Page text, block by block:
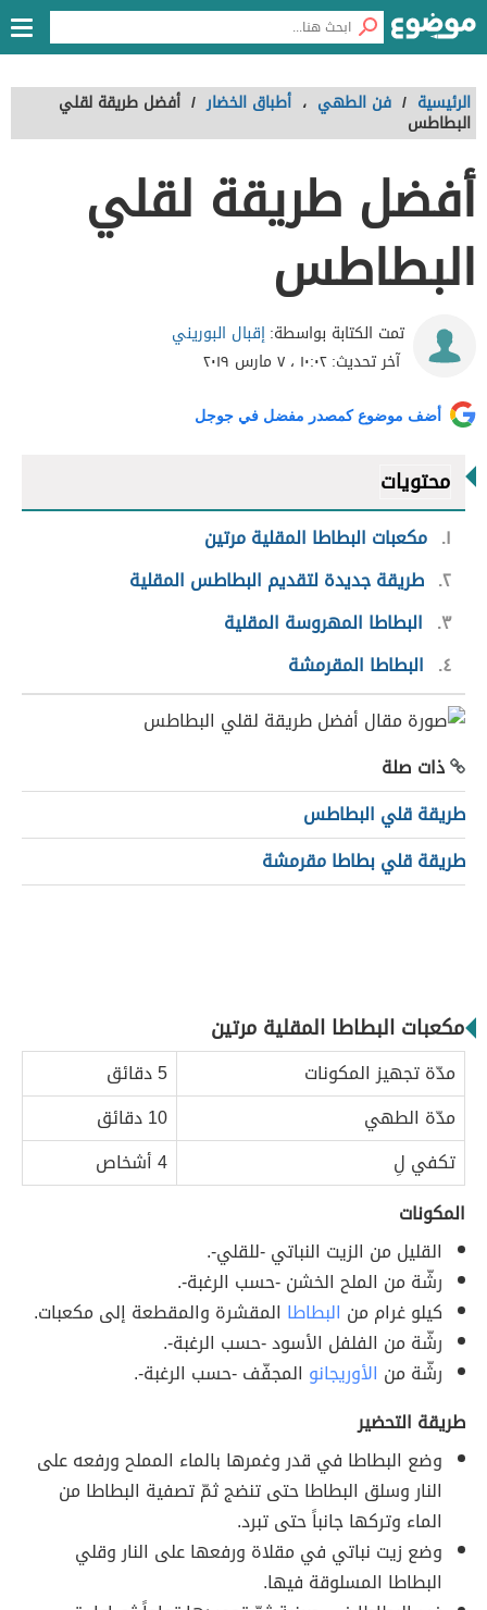
الرئيسية / فن الطهي ، أطباق الخضار / أفضل طريقة لقلي
البطاطس
أفضل طريقة لقلي
البطاطس
تمت الكتابة بواسطة:إقبال البوريني
آخر تحديث:١٠:٠٢ ، ٧ مارس ٢٠١٩
أضف موضوع كمصدر مفضل في جوجل
محتويات
١ مكعبات البطاطا المقلية مرتين
٢ طريقة جديدة لتقديم البطاطس المقلية
٣
البطاطا المهروسة المقلية
٤
البطاطا المقرمشة
ذات صلة
طريقة قلي البطاطس
طريقة قلي بطاطا مقرمشة
مكعبات البطاطا المقلية مرتين
مدّة تجهيز المكونات
5 دقائق
مدّة الطهي
10 دقائق
تكفي لِ
4 أشخاص
المكونات
القليل من الزيت النباتي -للقلي-.
رشّة من الملح الخشن -حسب الرغبة-.
كيلو غرام من البطاطا المقشرة والمقطعة إلى مكعبات.
رشّة من الفلفل الأسود -حسب الرغبة-.
رشّة من الأوريجانو المجفّف -حسب الرغبة-.
طريقة التحضير
وضع البطاطا في قدر وغمرها بالماء المملح ورفعه على
النار وسلق البطاطا حتى تنضج ثمّ تصفية البطاطا من
الماء وتركها جانباً حتى تبرد.
وضع زيت نباتي في مقلاة ورفعها على النار وقلي
البطاطا المسلوقة فيها.